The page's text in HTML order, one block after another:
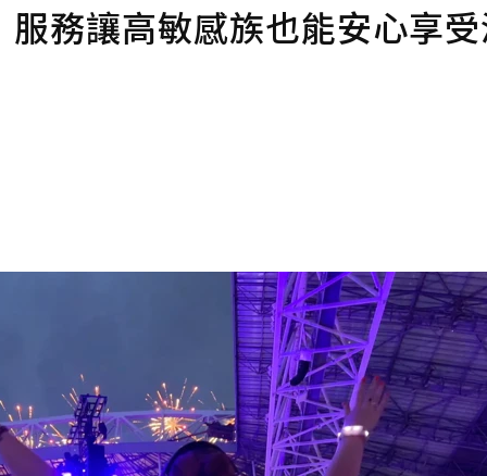
務讓高敏感族也能安心享